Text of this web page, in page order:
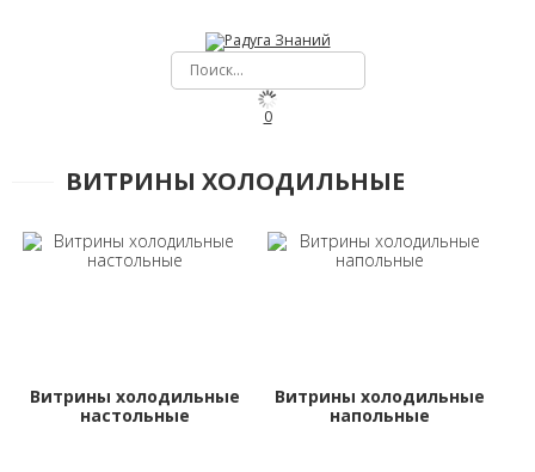
0
ВИТРИНЫ ХОЛОДИЛЬНЫЕ
Витрины холодильные
настольные
Витрины холодильные
напольные